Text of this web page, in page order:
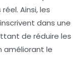
Ainsi, les
dans une
de réduire les
améliorant le